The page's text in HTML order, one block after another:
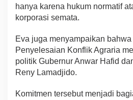
hanya karena hukum normatif
korporasi semata.
Eva juga menyampaikan
Penyelesaian Konflik Agraria
politik Gubernur Anwar Hafid
Reny Lamadjido.
Komitmen tersebut menjadi